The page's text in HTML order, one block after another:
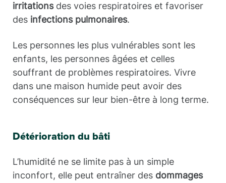
irritationsdes voies respiratoires et favoriser
des infections pulmonaires.
Les personnes les plus vulnérables sont les
enfants, les personnes âgées et celles
souffrant de problèmes respiratoires. Vivre
dans une maison humide peut avoir des
conséquences sur leur bien-être à long terme.
Détérioration du bâti
L’humidité ne se limite pas à un simple
inconfort, elle peut entraîner des dommages